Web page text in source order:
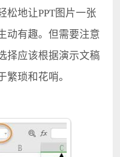
地让PPT图片一张
动有趣。但需要注意
择应该根据演示文稿
繁琐和花哨。